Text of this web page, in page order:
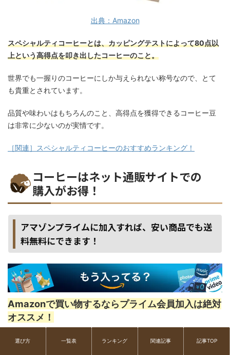
出典：Amazon
スペシャルティコーヒーとは、カッピングテストによって80点以
上という高得点を叩き出したコーヒーのこと。
世界でも一握りのコーヒーにしか与えられない称号なので、とて
も貴重とされています。
品質や味わいはもちろんのこと、高得点を獲得できるコーヒー豆
は非常に少ないのが実情です。
［関連］スペシャルティコーヒーのおすすめランキング！
コーヒーはネット通販サイトでの
購入がお得！
アマゾンプライムに加入すれば、安い商品でも送
料無料にできます！
Amazonで買い物するならプライム会員加入は絶対
オススメ！
しかもAmazonギフト券チャージでお買い物すれば、お得で楽々
なお買い物ができます。
選び方 一覧表 ランキング 関連記事 記事TOP